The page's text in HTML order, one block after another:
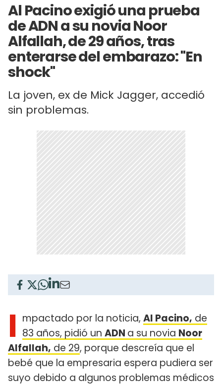
Al Pacino exigió una prueba
de ADN a su novia Noor
Alfallah, de 29 años, tras
enterarse del embarazo: "En
shock"
La joven, ex de Mick Jagger, accedió
sin problemas.
I mpactado por la noticia, Al Pacino, de
83 años, pidió un ADN a su novia Noor
Alfallah, de 29, porque descreía que el
bebé que la empresaria espera pudiera ser
suyo debido a algunos problemas médicos